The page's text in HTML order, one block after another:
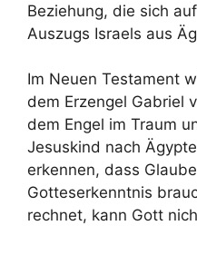
Beziehung, die sich
Auszugs Israels aus
Im Neuen Testament
dem Erzengel Gabriel
dem Engel im Traum
Jesuskind nach
erkennen, dass
Gotteserkenntnis
rechnet, kann Gott